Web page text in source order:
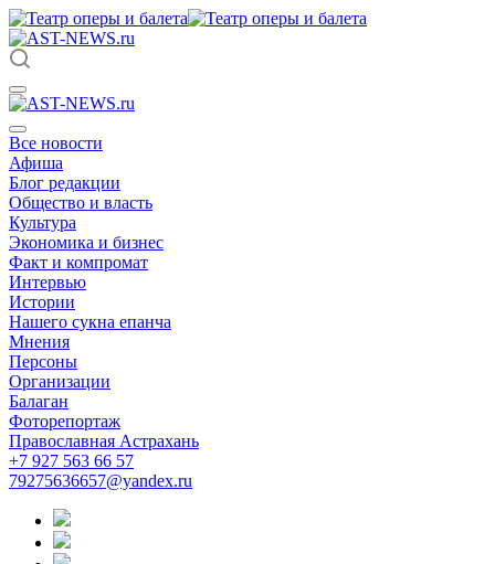
Все новости
Афиша
Блог редакции
Общество и власть
Культура
Экономика и бизнес
Факт и компромат
Интервью
Истории
Нашего сукна епанча
Мнения
Персоны
Организации
Балаган
Фоторепортаж
Православная Астрахань
+7 927 563 66 57
79275636657@yandex.ru